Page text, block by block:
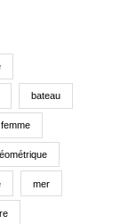
bateau
femme
mer